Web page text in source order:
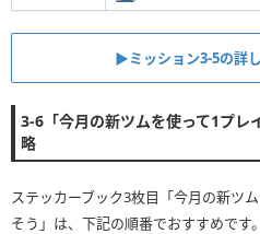
▶ミッション3-5の詳
3-6「今月の新ツムを使って1プレ
略
ステッカーブック3枚目「今月の新ツ
そう」は、下記の順番でおすすめです。